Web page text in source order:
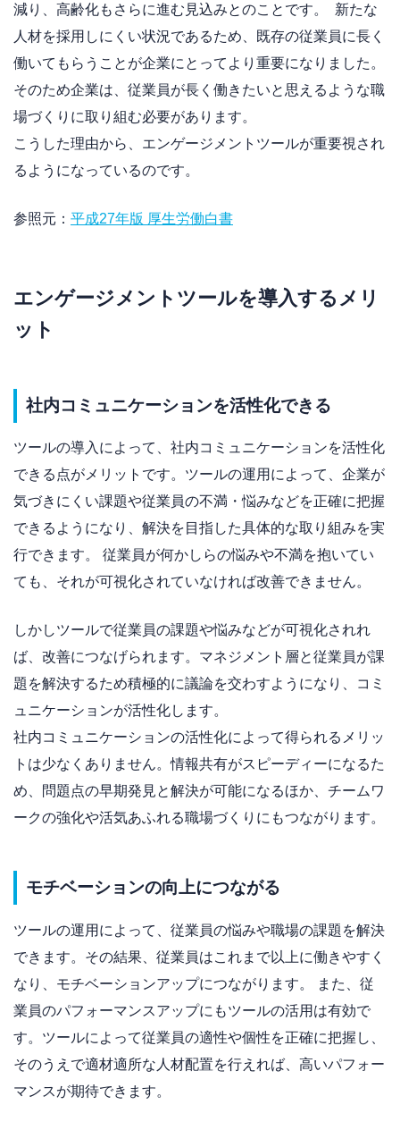
減り、高齢化もさらに進む見込みとのことです。 新たな
人材を採用しにくい状況であるため、既存の従業員に長く
働いてもらうことが企業にとってより重要になりました。
そのため企業は、従業員が長く働きたいと思えるような職
場づくりに取り組む必要があります。
こうした理由から、エンゲージメントツールが重要視され
るようになっているのです。
参照元： 平成27年版 厚生労働白書
エンゲージメントツールを導入するメリ
ット
社内コミュニケーションを活性化できる
ツールの導入によって、社内コミュニケーションを活性化
できる点がメリットです。ツールの運用によって、企業が
気づきにくい課題や従業員の不満・悩みなどを正確に把握
できるようになり、解決を目指した具体的な取り組みを実
行できます。 従業員が何かしらの悩みや不満を抱いてい
ても、それが可視化されていなければ改善できません。
しかしツールで従業員の課題や悩みなどが可視化されれ
ば、改善につなげられます。マネジメント層と従業員が課
題を解決するため積極的に議論を交わすようになり、コミ
ュニケーションが活性化します。
社内コミュニケーションの活性化によって得られるメリッ
トは少なくありません。情報共有がスピーディーになるた
め、問題点の早期発見と解決が可能になるほか、チームワ
ークの強化や活気あふれる職場づくりにもつながります。
モチベーションの向上につながる
ツールの運用によって、従業員の悩みや職場の課題を解決
できます。その結果、従業員はこれまで以上に働きやすく
なり、モチベーションアップにつながります。 また、従
業員のパフォーマンスアップにもツールの活用は有効で
す。ツールによって従業員の適性や個性を正確に把握し、
そのうえで適材適所な人材配置を行えれば、高いパフォー
マンスが期待できます。